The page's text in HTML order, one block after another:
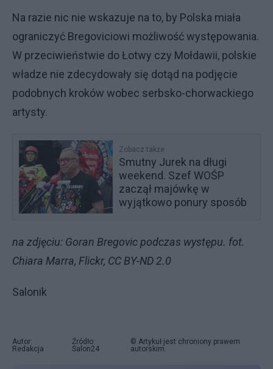
Na razie nic nie wskazuje na to, by Polska miała
ograniczyć Bregoviciowi możliwość występowania.
W przeciwieństwie do Łotwy czy Mołdawii, polskie
władze nie zdecydowały się dotąd na podjęcie
podobnych kroków wobec serbsko-chorwackiego
artysty.
Zobacz także
Smutny Jurek na długi
weekend. Szef WOŚP
zaczął majówkę w
wyjątkowo ponury sposób
na zdjęciu: Goran Bregovic podczas występu. fot.
Chiara Marra, Flickr, CC BY-ND 2.0
Salonik
Autor:
Redakcja
Źródło:
Salon24
© Artykuł jest chroniony prawem
autorskim.